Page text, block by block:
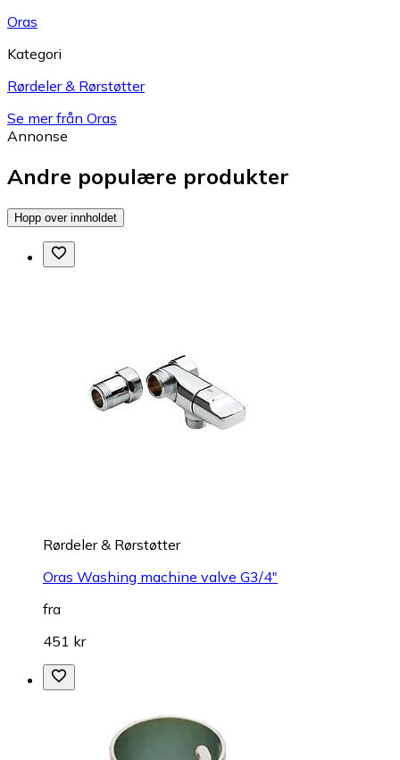
Oras
Kategori
Rørdeler & Rørstøtter
Se mer från Oras
Annonse
Andre populære produkter
Hopp over innholdet
Rørdeler & Rørstøtter
Oras Washing machine valve G3/4"
fra
451 kr